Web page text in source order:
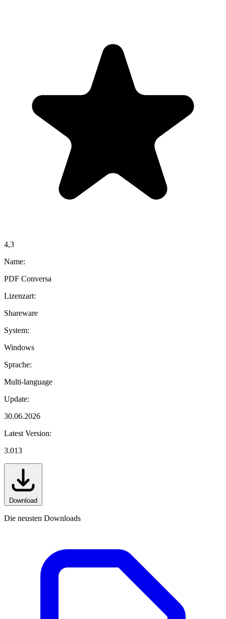
4,3
Name:
PDF Conversa
Lizenzart:
Shareware
System:
Windows
Sprache:
Multi-language
Update:
30.06.2026
Latest Version:
3.013
Download
Die neusten Downloads